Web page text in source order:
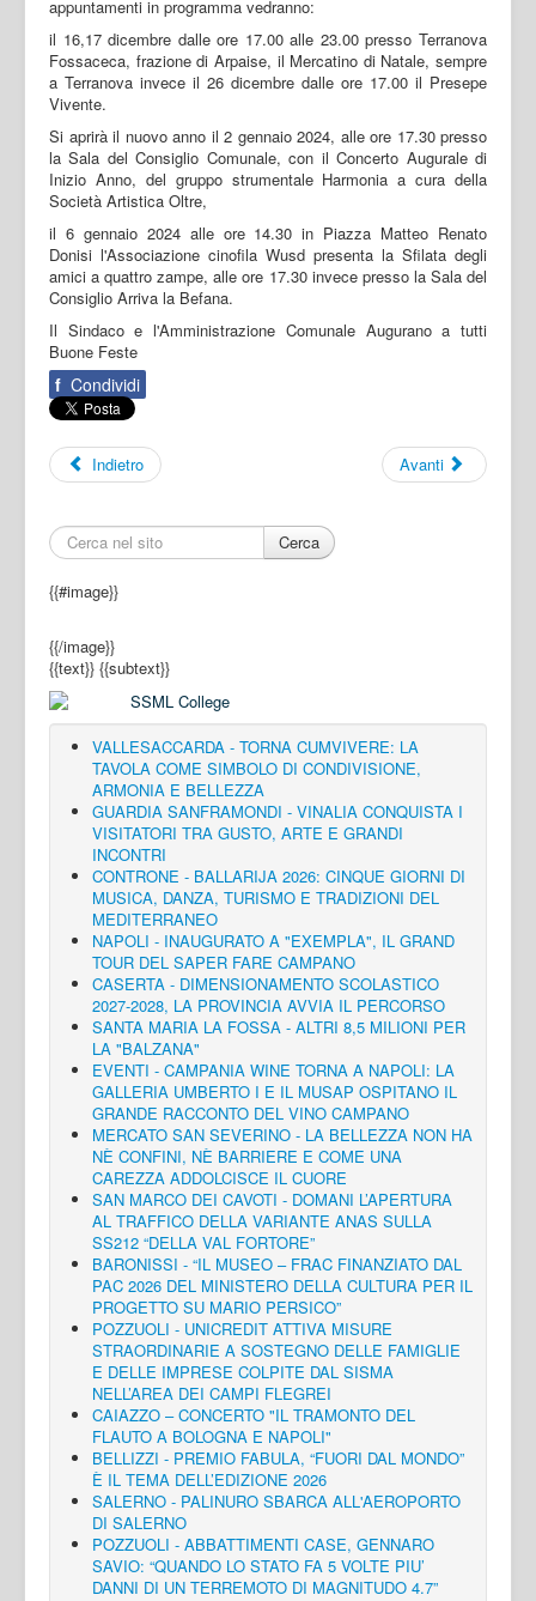
appuntamenti in programma vedranno:
il 16,17 dicembre dalle ore 17.00 alle 23.00 presso Terranova
Fossaceca, frazione di Arpaise, il Mercatino di Natale, sempre
a Terranova invece il 26 dicembre dalle ore 17.00 il Presepe
Vivente.
Si aprirà il nuovo anno il 2 gennaio 2024, alle ore 17.30 presso
la Sala del Consiglio Comunale, con il Concerto Augurale di
Inizio Anno, del gruppo strumentale Harmonia a cura della
Società Artistica Oltre,
il 6 gennaio 2024 alle ore 14.30 in Piazza Matteo Renato
Donisi l'Associazione cinofila Wusd presenta la Sfilata degli
amici a quattro zampe, alle ore 17.30 invece presso la Sala del
Consiglio Arriva la Befana.
Il Sindaco e l'Amministrazione Comunale Augurano a tutti
Buone Feste
f Condividi
Indietro Avanti
Cerca
{{#image}}
{{/image}}
{{text}} {{subtext}}
VALLESACCARDA - TORNA CUMVIVERE: LA
TAVOLA COME SIMBOLO DI CONDIVISIONE,
ARMONIA E BELLEZZA
GUARDIA SANFRAMONDI - VINALIA CONQUISTA I
VISITATORI TRA GUSTO, ARTE E GRANDI
INCONTRI
CONTRONE - BALLARIJA 2026: CINQUE GIORNI DI
MUSICA, DANZA, TURISMO E TRADIZIONI DEL
MEDITERRANEO
NAPOLI - INAUGURATO A "EXEMPLA", IL GRAND
TOUR DEL SAPER FARE CAMPANO
CASERTA - DIMENSIONAMENTO SCOLASTICO
2027-2028, LA PROVINCIA AVVIA IL PERCORSO
SANTA MARIA LA FOSSA - ALTRI 8,5 MILIONI PER
LA "BALZANA"
EVENTI - CAMPANIA WINE TORNA A NAPOLI: LA
GALLERIA UMBERTO I E IL MUSAP OSPITANO IL
GRANDE RACCONTO DEL VINO CAMPANO
MERCATO SAN SEVERINO - LA BELLEZZA NON HA
NÈ CONFINI, NÈ BARRIERE E COME UNA
CAREZZA ADDOLCISCE IL CUORE
SAN MARCO DEI CAVOTI - DOMANI L’APERTURA
AL TRAFFICO DELLA VARIANTE ANAS SULLA
SS212 “DELLA VAL FORTORE”
BARONISSI - “IL MUSEO – FRAC FINANZIATO DAL
PAC 2026 DEL MINISTERO DELLA CULTURA PER IL
PROGETTO SU MARIO PERSICO”
POZZUOLI - UNICREDIT ATTIVA MISURE
STRAORDINARIE A SOSTEGNO DELLE FAMIGLIE
E DELLE IMPRESE COLPITE DAL SISMA
NELL’AREA DEI CAMPI FLEGREI
CAIAZZO – CONCERTO "IL TRAMONTO DEL
FLAUTO A BOLOGNA E NAPOLI"
BELLIZZI - PREMIO FABULA, “FUORI DAL MONDO”
È IL TEMA DELL’EDIZIONE 2026
SALERNO - PALINURO SBARCA ALL'AEROPORTO
DI SALERNO
POZZUOLI - ABBATTIMENTI CASE, GENNARO
SAVIO: “QUANDO LO STATO FA 5 VOLTE PIU’
DANNI DI UN TERREMOTO DI MAGNITUDO 4.7”